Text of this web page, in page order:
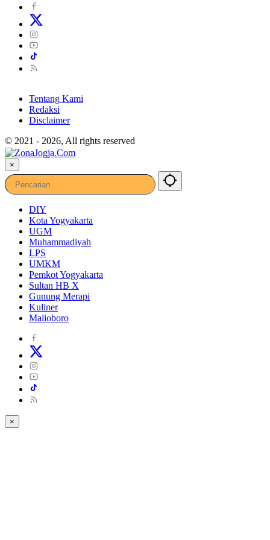
Tentang Kami
Redaksi
Disclaimer
© 2021 - 2026, All rights reserved
×
DIY
Kota Yogyakarta
UGM
Muhammadiyah
LPS
UMKM
Pemkot Yogyakarta
Sultan HB X
Gunung Merapi
Kuliner
Malioboro
×